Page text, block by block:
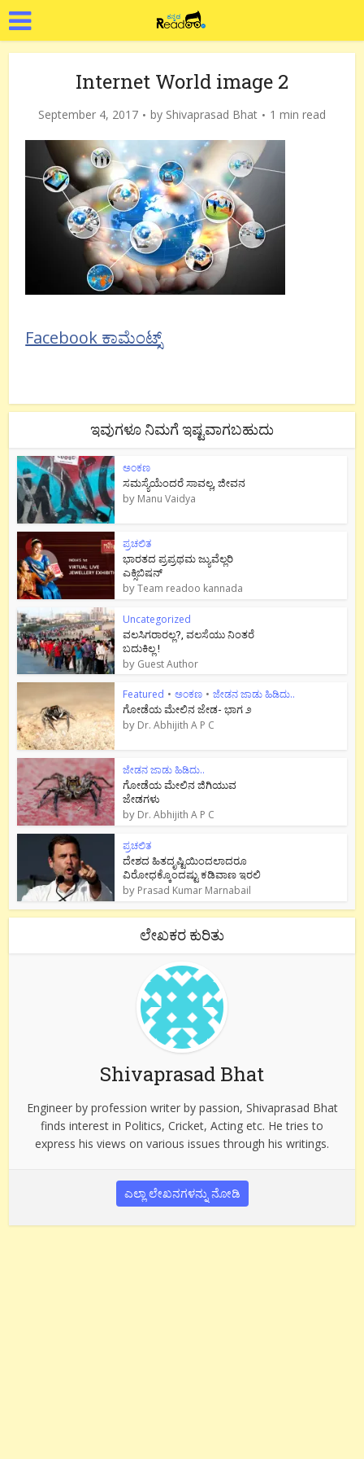
Internet World image 2
September 4, 2017 by Shivaprasad Bhat 1 min read
Facebook ಕಾಮೆಂಟ್ಸ್
ಇವುಗಳೂ ನಿಮಗೆ ಇಷ್ಟವಾಗಬಹುದು
ಅಂಕಣ
ಸಮಸ್ಯೆಯೆಂದರೆ ಸಾವಲ್ಲ, ಜೀವನ
by Manu Vaidya
ಪ್ರಚಲಿತ
ಭಾರತದ ಪ್ರಪ್ರಥಮ ಜ್ಯುವೆಲ್ಲರಿ
ಎಕ್ಸಿಬಿಷನ್
byTeam readoo kannada
Uncategorized
ವಲಸಿಗರಾರಲ್ಲ?, ವಲಸೆಯು ನಿಂತರೆ
ಬದುಕಿಲ್ಲ !
by Guest Author
Featured • ಅಂಕಣ • ಜೇಡನ ಜಾಡು ಹಿಡಿದು..
ಗೋಡೆಯ ಮೇಲಿನ ಜೇಡ- ಭಾಗ ೨
by Dr. Abhijith A P C
ಜೇಡನ ಜಾಡು ಹಿಡಿದು..
ಗೋಡೆಯ ಮೇಲಿನ ಜಿಗಿಯುವ
ಜೇಡಗಳು
by Dr. Abhijith A P C
ಪ್ರಚಲಿತ
ದೇಶದ ಹಿತದೃಷ್ಟಿಯಿಂದಲಾದರೂ
ವಿರೋಧಕ್ಕೊಂದಷ್ಟು ಕಡಿವಾಣ ಇರಲಿ
by Prasad Kumar Marnabail
ಲೇಖಕರ ಕುರಿತು
Shivaprasad Bhat
Engineer by profession writer by passion, Shivaprasad Bhat
finds interest in Politics, Cricket, Acting etc. He tries to
express his views on various issues through his writings.
ಎಲ್ಲಾ ಲೇಖನಗಳನ್ನು ನೋಡಿ